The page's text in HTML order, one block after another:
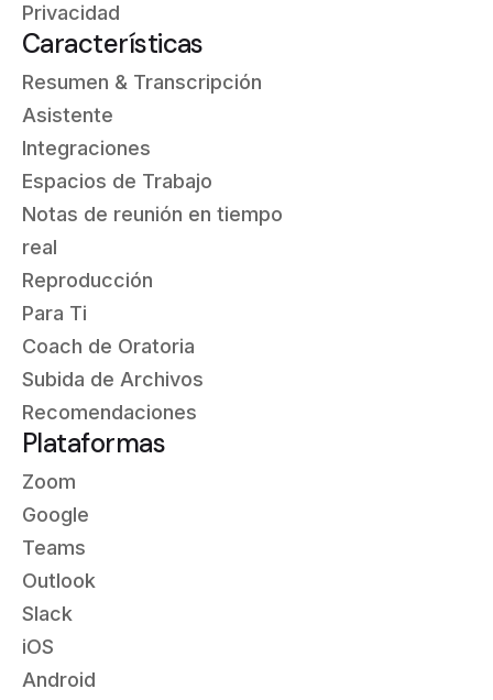
Privacidad
Características
Resumen & Transcripción
Asistente
Integraciones
Espacios de Trabajo
Notas de reunión en tiempo
real
Reproducción
Para Ti
Coach de Oratoria
Subida de Archivos
Recomendaciones
Plataformas
Zoom
Google
Teams
Outlook
Slack
iOS
Android